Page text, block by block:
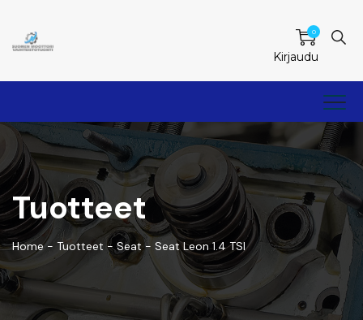
0
Kirjaudu
Tuotteet
Home- Tuotteet -Seat - Seat Leon 1.4 TSI